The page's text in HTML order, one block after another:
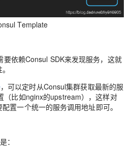
Template
依赖Consul SDK来发现服务，这就
，可以定时从Consul集群获取最新的服
（比如nginx的upstream），这样对
置一个统一的服务调用地址即可。
：